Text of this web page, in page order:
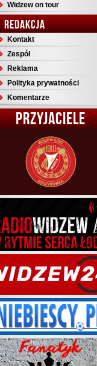
Widzew on tour
REDAKCJA
Kontakt
Zespół
Reklama
Polityka prywatności
Komentarze
PRZYJACIELE